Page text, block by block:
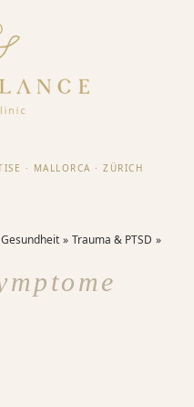
· MALLORCA · ZÜRICH
Trauma & PTSD